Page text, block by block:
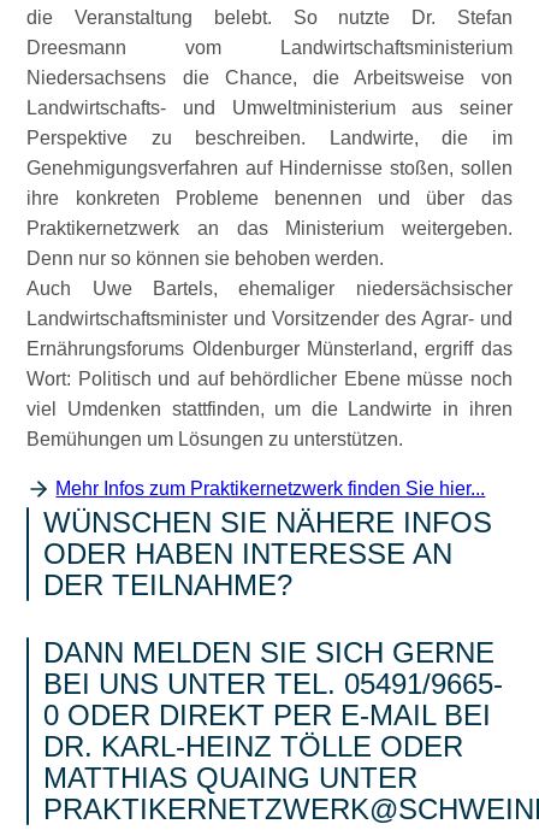
die Veranstaltung belebt. So nutzte Dr. Stefan
Dreesmann vom Landwirtschaftsministerium
Niedersachsens die Chance, die Arbeitsweise von
Landwirtschafts- und Umweltministerium aus seiner
Perspektive zu beschreiben. Landwirte, die im
Genehmigungsverfahren auf Hindernisse stoßen, sollen
ihre konkreten Probleme benennen und über das
Praktikernetzwerk an das Ministerium weitergeben.
Denn nur so können sie behoben werden.
Auch Uwe Bartels, ehemaliger niedersächsischer
Landwirtschaftsminister und Vorsitzender des Agrar- und
Ernährungsforums Oldenburger Münsterland, ergriff das
Wort: Politisch und auf behördlicher Ebene müsse noch
viel Umdenken stattfinden, um die Landwirte in ihren
Bemühungen um Lösungen zu unterstützen.
Mehr Infos zum Praktikernetzwerk finden Sie hier...
WÜNSCHEN SIE NÄHERE INFOS
ODER HABEN INTERESSE AN
DER TEILNAHME?
DANN MELDEN SIE SICH GERNE
BEI UNS UNTER TEL. 05491/9665-
0 ODER DIREKT PER E-MAIL BEI
DR. KARL-HEINZ TÖLLE ODER
MATTHIAS QUAING UNTER